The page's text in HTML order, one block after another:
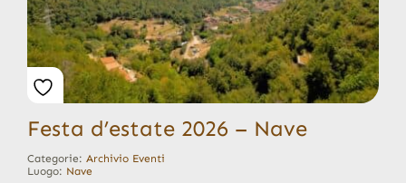
Festa d’estate 2026 – Nave
Categorie: Archivio Eventi
Luogo: Nave